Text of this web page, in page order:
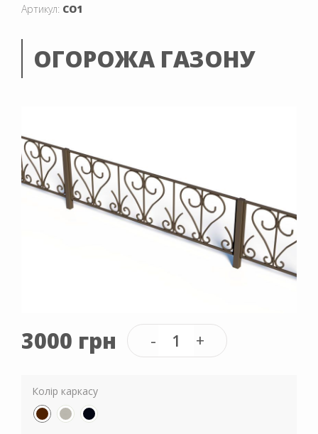
Артикул: СО1
ОГОРОЖА ГАЗОНУ
3000 грн
Колір каркасу